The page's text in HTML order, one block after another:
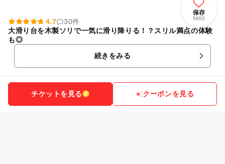
保存
5602
4.7
30件
大滑り台を木製ソリで一気に滑り降りる！？スリル満点の体験
も◎
続きをみる
チケットを見る クーポンを見る